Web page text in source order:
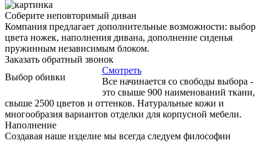
Соберите неповторимый диван
Компания предлагает дополнительные возможности: выбор
цвета ножек, наполнения дивана, дополнение сиденья
пружинным независимым блоком.
Заказать обратный звонок
Выбор обивки
Смотреть
Все начинается со свободы выбора -
это свыше 900 наименований ткани,
свыше 2500 цветов и оттенков. Натуральные кожи и
многообразия вариантов отделки для корпусной мебели.
Наполнение
Создавая наше изделие мы всегда следуем философии